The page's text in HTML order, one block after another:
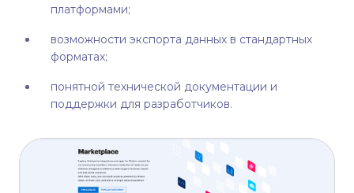
платформами;
возможности экспорта данных в стандартных
форматах;
понятной технической документации и
поддержки для разработчиков.